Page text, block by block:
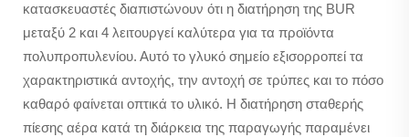
κατασκευαστές διαπιστώνουν ότι η διατήρηση της BUR
μεταξύ 2 και 4 λειτουργεί καλύτερα για τα προϊόντα
πολυπροπυλενίου. Αυτό το γλυκό σημείο εξισορροπεί τα
χαρακτηριστικά αντοχής, την αντοχή σε τρύπες και το πόσο
καθαρό φαίνεται οπτικά το υλικό. Η διατήρηση σταθερής
πίεσης αέρα κατά τη διάρκεια της παραγωγής παραμένει